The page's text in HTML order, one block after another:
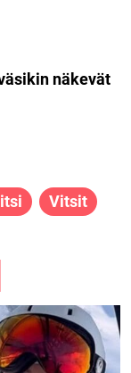
näkevät
Vitsit